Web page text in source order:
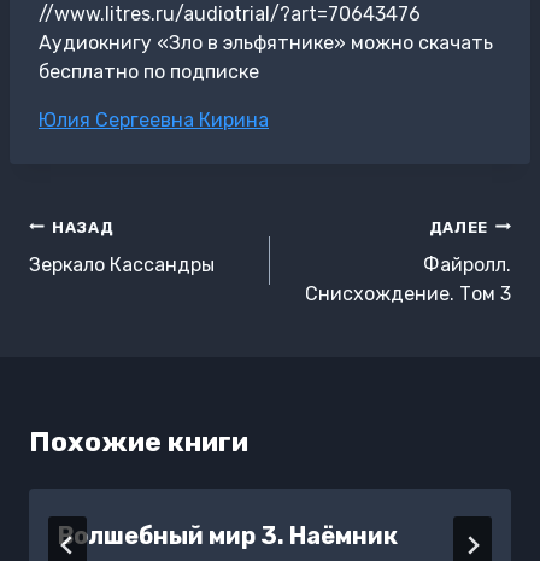
//www.litres.ru/audiotrial/?art=70643476
Аудиокнигу «Зло в эльфятнике» можно скачать
бесплатно по подписке
Метки
Юлия Сергеевна Кирина
Навигация
по
НАЗАД
Зеркало Кассандры
ДАЛЕЕ
Файролл.
Снисхождение. Том 3
Похожие книги
Волшебный мир 3. Наёмник